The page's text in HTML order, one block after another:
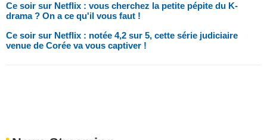
Ce soir sur Netflix : vous cherchez la petite pépite du K-
drama ? On a ce qu'il vous faut !
Ce soir sur Netflix : notée 4,2 sur 5, cette série judiciaire
venue de Corée va vous captiver !